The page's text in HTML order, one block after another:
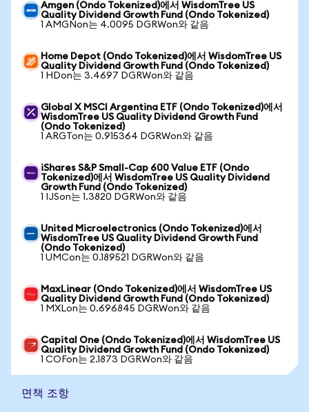
Amgen (Ondo Tokenized)에서 WisdomTree US
Quality Dividend Growth Fund (Ondo Tokenized)
1 AMGNon는 4.0095 DGRWon와 같음
Home Depot (Ondo Tokenized)에서 WisdomTree US
Quality Dividend Growth Fund (Ondo Tokenized)
1 HDon는 3.4697 DGRWon와 같음
Global X MSCI Argentina ETF (Ondo Tokenized)에서
WisdomTree US Quality Dividend Growth Fund
(Ondo Tokenized)
1 ARGTon는 0.915364 DGRWon와 같음
iShares S&P Small-Cap 600 Value ETF (Ondo
Tokenized)에서 WisdomTree US Quality Dividend
Growth Fund (Ondo Tokenized)
1 IJSon는 1.3820 DGRWon와 같음
United Microelectronics (Ondo Tokenized)에서
WisdomTree US Quality Dividend Growth Fund
(Ondo Tokenized)
1 UMCon는 0.189521 DGRWon와 같음
MaxLinear (Ondo Tokenized)에서 WisdomTree US
Quality Dividend Growth Fund (Ondo Tokenized)
1 MXLon는 0.696845 DGRWon와 같음
Capital One (Ondo Tokenized)에서 WisdomTree US
Quality Dividend Growth Fund (Ondo Tokenized)
1 COFon는 2.1873 DGRWon와 같음
면책 조항